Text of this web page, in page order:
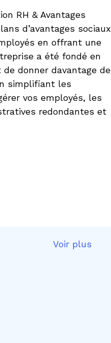
RH & Avantages
d’avantages sociaux
en offrant une
a été fondé en
de donner davantage de
simplifiant les
vos employés, les
redondantes et
Voir plus